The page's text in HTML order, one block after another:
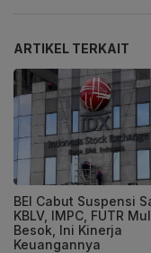
ARTIKEL TERKAIT
BEI Cabut Suspensi
KBLV, IMPC, FUTR
Besok, Ini Kinerja
Keuangannya